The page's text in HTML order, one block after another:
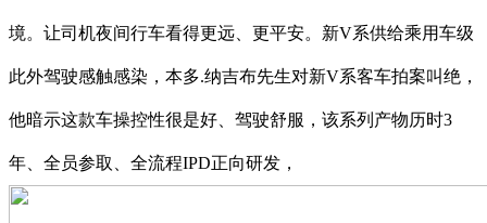
境。让司机夜间行车看得更远、更平安。新V系供给乘用车级
此外驾驶感触感染，本多.纳吉布先生对新V系客车拍案叫绝，
他暗示这款车操控性很是好、驾驶舒服，该系列产物历时3
年、全员参取、全流程IPD正向研发，